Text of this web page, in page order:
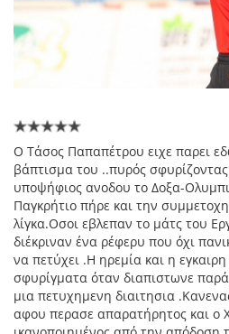
Ο Τάσος Παπαπέτρου ειχε παρει
βάπτισμα του ..πυρός
υποψήφιος ανοδου το Δοξα-
Παγκρήτιο πήρε και την
λίγκα.Οσοι εβλεπαν το μάτς του
διέκριναν ένα ρέφερυ που όχι
να πετύχει .Η ηρεμία και η
σφυρίγματα όταν διαπιστωνε
μια πετυχημενη διαιτησια
αφου περασε απαρατήρητος και ο